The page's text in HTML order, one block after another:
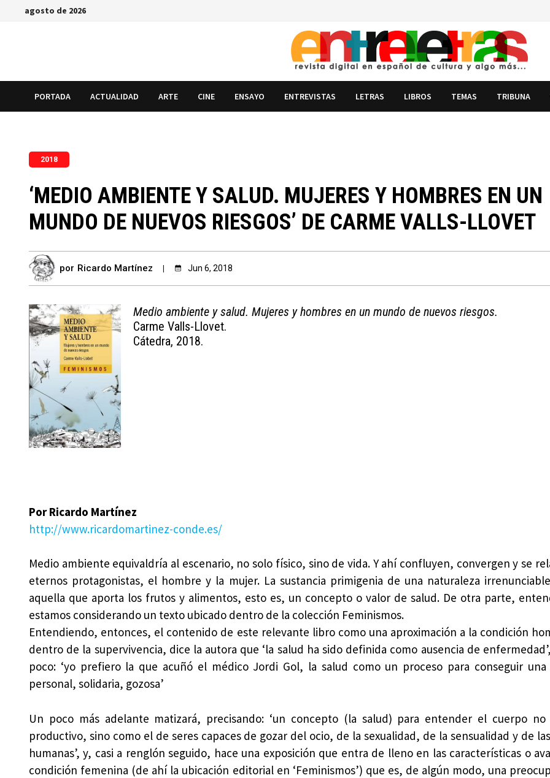
Saltaragosto de 2026
PORTADA ACTUALIDAD ARTE CINE ENSAYO ENTREVISTAS LETRAS LIBROS TEMAS TRIBUNA
2018
‘MEDIO AMBIENTE Y SALUD. MUJERES Y HOMBRES EN UN
MUNDO DE NUEVOS RIESGOS’ DE CARME VALLS-LLOVET
por Ricardo Martínez Jun 6, 2018
Medio ambiente y salud. Mujeres y hombres en un mundo de nuevos riesgos.
Carme Valls-Llovet.
Cátedra, 2018.
Por Ricardo Martínez
http://www.ricardomartinez-conde.es/
Medio ambiente equivaldría al escenario, no solo físico, sino de vida. Y ahí confluyen, convergen y se
eternos protagonistas, el hombre y la mujer. La sustancia primigenia de una naturaleza
aquella que aporta los frutos y alimentos, esto es, un concepto o valor de salud. De otra parte,
estamos considerando un texto ubicado dentro de la colección Feminismos.
Entendiendo, entonces, el contenido de este relevante libro como una aproximación a la condición
dentro de la supervivencia, dice la autora que ‘la salud ha sido definida como ausencia de
poco: ‘yo prefiero la que acuñó el médico Jordi Gol, la salud como un proceso para conseguir una
personal, solidaria, gozosa’
Un poco más adelante matizará, precisando: ‘un concepto (la salud) para entender el cuerpo no
productivo, sino como el de seres capaces de gozar del ocio, de la sexualidad, de la sensualidad y de
humanas’, y, casi a renglón seguido, hace una exposición que entra de lleno en las características o
condición femenina (de ahí la ubicación editorial en ‘Feminismos’) que es, de algún modo, una